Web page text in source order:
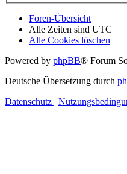
Foren-Übersicht
Alle Zeiten sind UTC
Alle Cookies löschen
Powered by phpBB® Forum
Deutsche Übersetzung durch
Datenschutz |